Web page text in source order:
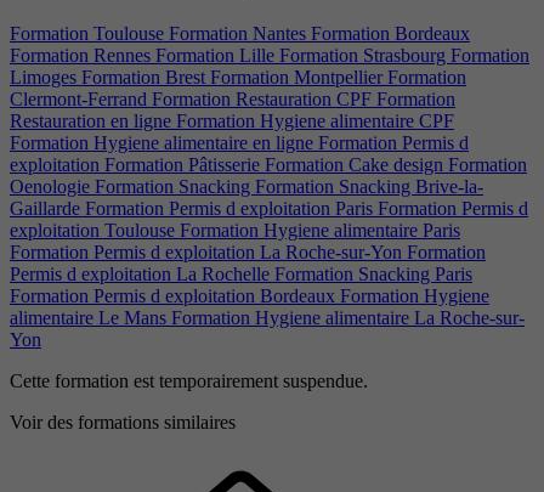
Formation Toulouse Formation Nantes Formation Bordeaux
Formation Rennes Formation Lille Formation Strasbourg Formation
Limoges Formation Brest Formation Montpellier Formation
Clermont-Ferrand Formation Restauration CPF Formation
Restauration en ligne Formation Hygiene alimentaire CPF
Formation Hygiene alimentaire en ligne Formation Permis d
exploitation Formation Pâtisserie Formation Cake design Formation
Oenologie Formation Snacking Formation Snacking Brive-la-
Gaillarde Formation Permis d exploitation Paris Formation Permis d
exploitation Toulouse Formation Hygiene alimentaire Paris
Formation Permis d exploitation La Roche-sur-Yon Formation
Permis d exploitation La Rochelle Formation Snacking Paris
Formation Permis d exploitation Bordeaux Formation Hygiene
alimentaire Le Mans Formation Hygiene alimentaire La Roche-sur-
Yon
Cette formation est temporairement suspendue.
Voir des formations similaires